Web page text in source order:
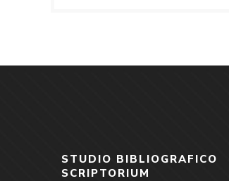
STUDIO BIBLIOGRAFICO
SCRIPTORIUM